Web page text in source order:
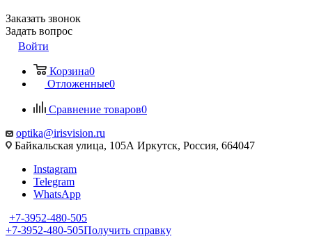
Заказать звонок
Задать вопрос
Войти
Корзина0
Отложенные0
Сравнение товаров0
optika@irisvision.ru
Байкальская улица, 105А Иркутск, Россия, 664047
Instagram
Telegram
WhatsApp
+7-3952-480-505
+7-3952-480-505Получить справку